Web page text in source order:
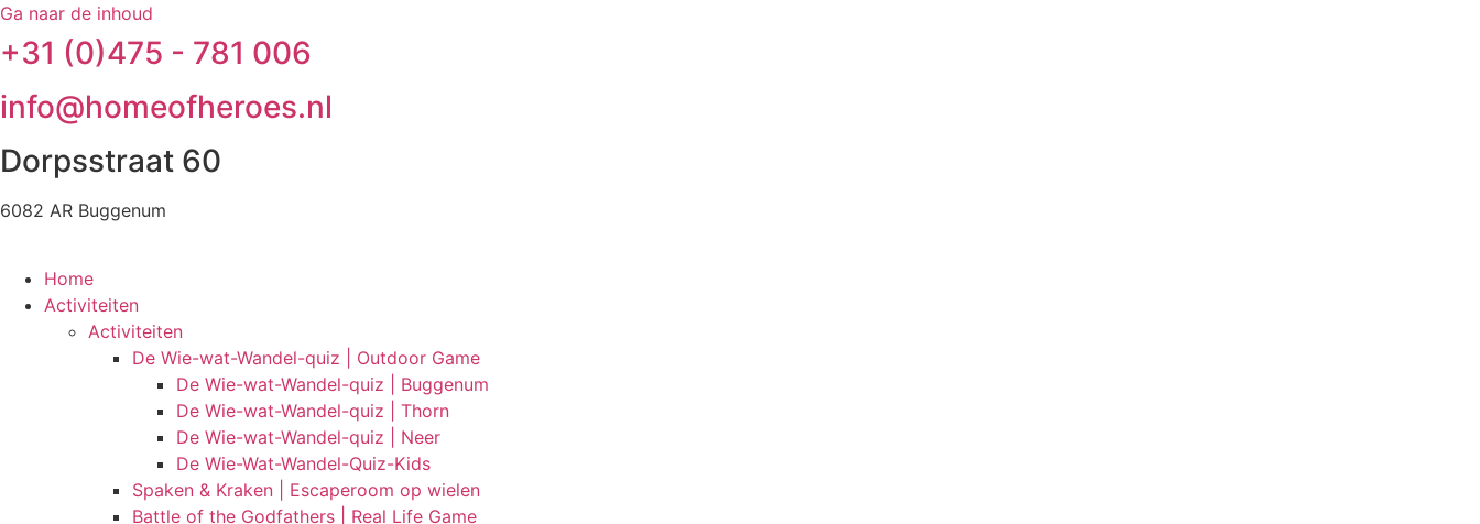
Ga naar de inhoud
+31 (0)475 - 781 006
info@homeofheroes.nl
Dorpsstraat 60
6082 AR Buggenum
Home
Activiteiten
Activiteiten
De Wie-wat-Wandel-quiz | Outdoor Game
De Wie-wat-Wandel-quiz | Buggenum
De Wie-wat-Wandel-quiz | Thorn
De Wie-wat-Wandel-quiz | Neer
De Wie-Wat-Wandel-Quiz-Kids
Spaken & Kraken | Escaperoom op wielen
Battle of the Godfathers | Real Life Game